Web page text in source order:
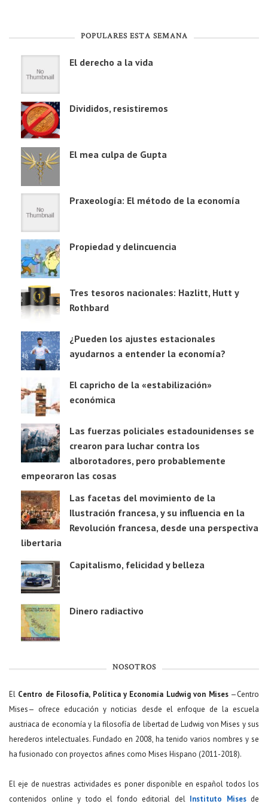
POPULARES ESTA SEMANA
El derecho a la vida
Divididos, resistiremos
El mea culpa de Gupta
Praxeología: El método de la economía
Propiedad y delincuencia
Tres tesoros nacionales: Hazlitt, Hutt y
Rothbard
¿Pueden los ajustes estacionales
ayudarnos a entender la economía?
El capricho de la «estabilización»
económica
Las fuerzas policiales estadounidenses se
crearon para luchar contra los
alborotadores, pero probablemente
empeoraron las cosas
Las facetas del movimiento de la
Ilustración francesa, y su influencia en la
Revolución francesa, desde una perspectiva
libertaria
Capitalismo, felicidad y belleza
Dinero radiactivo
NOSOTROS
El Centro de Filosofía, Política y Economía Ludwig von Mises—Centro
Mises— ofrece educación y noticias desde el enfoque de la escuela
austriaca de economía y la filosofía de libertad de Ludwig von Mises y sus
herederos intelectuales. Fundado en 2008, ha tenido varios nombres y se
ha fusionado con proyectos afines como Mises Hispano (2011-2018).
El eje de nuestras actividades es poner disponible en español todos los
contenidos online y todo el fondo editorial del Instituto Misesde